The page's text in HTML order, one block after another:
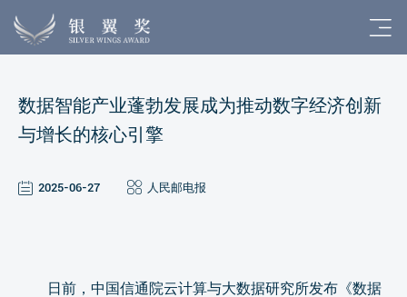
数据智能产业蓬勃发展成为推动数字经济创新
与增长的核心引擎
2025-06-27 人民邮电报
日前，中国信通院云计算与大数据研究所发布《数据